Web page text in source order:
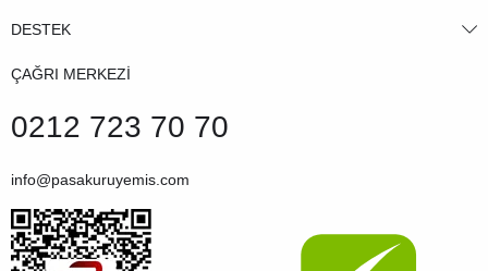
DESTEK
ÇAĞRI MERKEZİ
0212 723 70 70
info@pasakuruyemis.com